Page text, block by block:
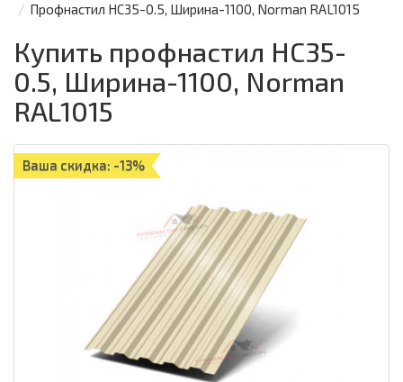
Профнастил НС35-0.5, Ширина-1100, Norman RAL1015
Купить профнастил НС35-
0.5, Ширина-1100, Norman
RAL1015
Ваша скидка: -13%